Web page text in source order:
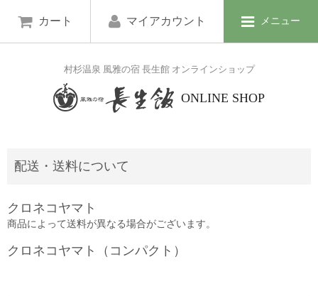
カート マイアカウント メニュー
村杉温泉 風雅の宿 長生館 オンラインショップ
ONLINE SHOP
配送・送料について
クロネコヤマト
商品によって送料が異なる場合がございます。
クロネコヤマト（コンパクト）